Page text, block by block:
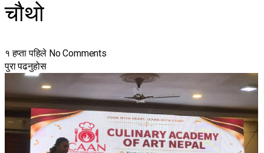
चौथो
१ हप्ता पहिले No Comments
पुरा पढनुहोस